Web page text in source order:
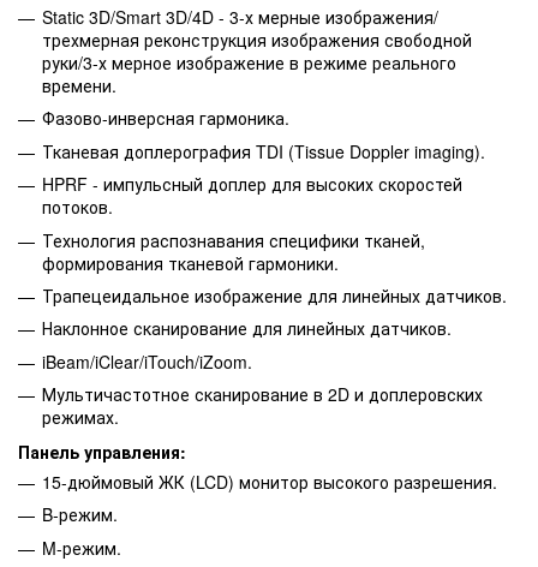
Static 3D/Smart 3D/4D - 3-х мерные изображения/
трехмерная реконструкция изображения свободной
руки/3-х мерное изображение в режиме реального
времени.
Фазово-инверсная гармоника.
Тканевая доплерография TDI (Tissue Doppler imaging).
HPRF - импульсный доплер для высоких скоростей
потоков.
Технология распознавания специфики тканей,
формирования тканевой гармоники.
Трапецеидальное изображение для линейных датчиков.
Наклонное сканирование для линейных датчиков.
iBeam/iClear/iTouch/iZoom.
Мультичастотное сканирование в 2D и доплеровских
режимах.
Панель управления:
15-дюймовый ЖК (LCD) монитор высокого разрешения.
B-режим.
M-режим.